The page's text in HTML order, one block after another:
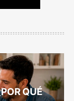
QUÉ